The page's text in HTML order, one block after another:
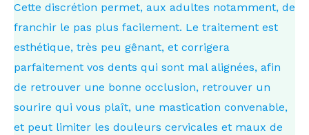
Cette discrétion permet, aux adultes notamment, de
franchir le pas plus facilement. Le traitement est
esthétique, très peu gênant, et corrigera
parfaitement vos dents qui sont mal alignées, afin
de retrouver une bonne occlusion, retrouver un
sourire qui vous plaît, une mastication convenable,
et peut limiter les douleurs cervicales et maux de